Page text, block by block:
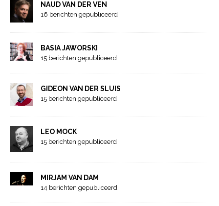
NAUD VAN DER VEN
16 berichten gepubliceerd
BASIA JAWORSKI
15 berichten gepubliceerd
GIDEON VAN DER SLUIS
15 berichten gepubliceerd
LEO MOCK
15 berichten gepubliceerd
MIRJAM VAN DAM
14 berichten gepubliceerd